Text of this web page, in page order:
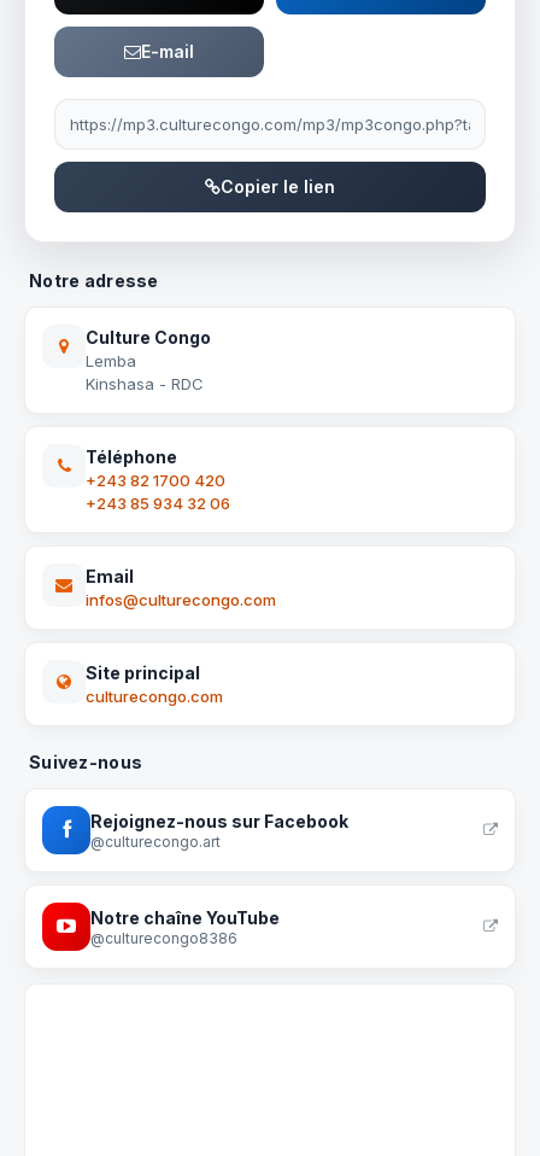
E-mail
Lien à partager
Copier le lien
Notre adresse
Culture Congo
Lemba
Kinshasa - RDC
Téléphone
+243 82 1700 420
+243 85 934 32 06
Email
infos@culturecongo.com
Site principal
culturecongo.com
Suivez-nous
Rejoignez-nous sur Facebook
@culturecongo.art
Notre chaîne YouTube
@culturecongo8386